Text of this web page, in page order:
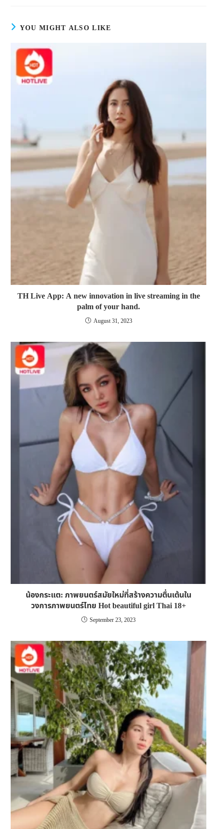
YOU MIGHT ALSO LIKE
TH Live App: A new innovation in live streaming in the
palm of your hand.
August 31, 2023
น้องกระแต: ภาพยนตร์สมัยใหม่ที่สร้างความตื่นเต้นใน
วงการภาพยนตร์ไทย Hot beautiful girl Thai 18+
September 23, 2023